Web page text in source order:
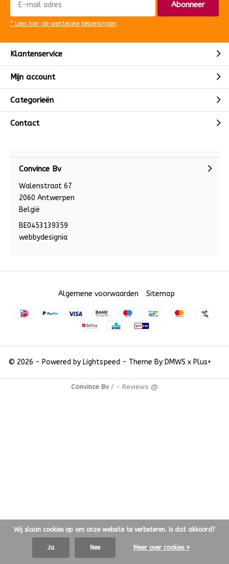
Abonneer
* Lees hier de wettelijke beperkingen
Klantenservice
Mijn account
Categorieën
Contact
Convince Bv
Walenstraat 67
2060 Antwerpen
België
BE0453139359
webbydesignia
© 2026 - Powered by Lightspeed- Theme By DMWS x Plus+
Algemene voorwaarden Sitemap
Convince Bv/ - Reviews @
Wij slaan cookies op om onze website te verbeteren. Is dat akkoord?
Ja Nee Meer over cookies »